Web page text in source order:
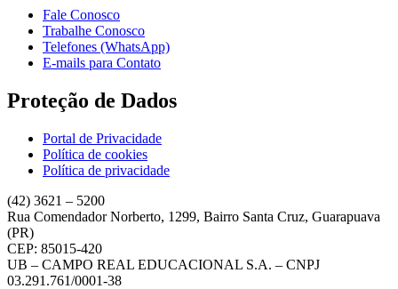
Fale Conosco
Trabalhe Conosco
Telefones (WhatsApp)
E-mails para Contato
Proteção de Dados
Portal de Privacidade
Política de cookies
Política de privacidade
(42) 3621 – 5200
Rua Comendador Norberto, 1299, Bairro Santa Cruz, Guarapuava
(PR)
CEP: 85015-420
UB – CAMPO REAL EDUCACIONAL S.A. – CNPJ
03.291.761/0001-38